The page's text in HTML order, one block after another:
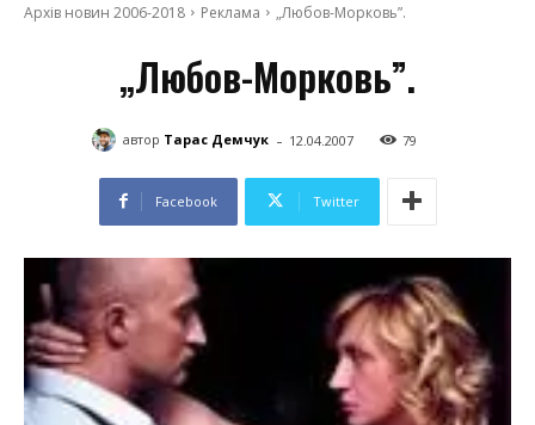
Архів новин 2006-2018 Реклама „Любов-Морковь”.
„Любов-Морковь”.
автор Тарас Демчук - 12.04.2007 79
Facebook Twitter